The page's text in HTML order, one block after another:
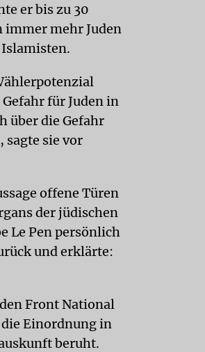
er bis zu 30
immer mehr Juden
Islamisten.
für Juden in
über die Gefahr
sie vor
offene Türen
der jüdischen
Le Pen persönlich
und erklärte:
Front National
Einordnung in
beruht.